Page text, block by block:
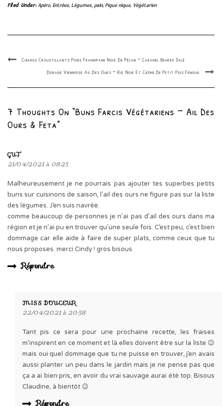
Filed Under: Apéro, Entrées, Légumes, pain, Pique nique, Végétarien
Cigares Croustillants Poire Frangipane Noix De Pécan ~ Caramel Beurre Salé
Dorade Viennoise Ail Des Ours ~ Riz Noir Et Crème De Petit Pois Fenouil
7 Thoughts On “Buns Farcis Végétariens ~ Ail Des
Ours & Feta”
GUT
21/04/2021 à 08:25
Malheureusement je ne pourrais pas ajouter tes superbes petits
buns sur cuisinons de saison, l’ail des ours ne figure pas sur la liste
des légumes. J’en suis navrée.
comme beaucoup de personnes je n’ai pas d’ail des ours dans ma
région et je n’ai pu en trouver qu’une seule fois. C’est peu, c’est bien
dommage car elle aide à faire de super plats, comme ceux que tu
nous proposes. merci Cindy ! gros bisous
Répondre
MISS DOUCEUR
22/04/2021 à 20:58
Tant pis ce sera pour une prochaine recette, les fraises
m’inspirent en ce moment et là elles doivent être sur la liste 😉
mais oui quel dommage que tu ne puisse en trouver, j’en avais
aussi planter un peu dans le jardin mais je ne pense pas que
ça a ai bien pris, en avoir du vrai sauvage aurai été top. Bisous
Claudine, à bientôt 😉
Répondre